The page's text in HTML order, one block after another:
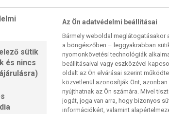
NŐI
sütik
és nincs
Az Ön adatvédelmi beállításai
Bármely weboldal meglátogatásakor
a böngészőben – leggyakrabban
nyomonkövetési technológiák
beállításaival vagy eszközével
oldalt az Ön elvárásai szerint
közvetlenül azonosítják Önt,
nyújthatnak az Ön számára. Mivel
jogát, joga van arra, hogy bizonyos
információkért, valamint